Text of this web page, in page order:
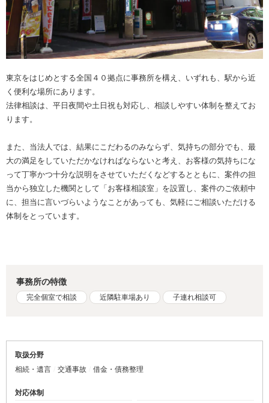
東京をはじめとする全国４０拠点に事務所を構え、いずれも、駅から近
く便利な場所にあります。
法律相談は、平日夜間や土日祝も対応し、相談しやすい体制を整えてお
ります。
また、当法人では、結果にこだわるのみならず、気持ちの部分でも、最
大の満足をしていただかなければならないと考え、お客様の気持ちにな
って丁寧かつ十分な説明をさせていただくなどするとともに、案件の担
当から独立した機関として「お客様相談室」を設置し、案件のご依頼中
に、担当に言いづらいようなことがあっても、気軽にご相談いただける
体制をとっています。
事務所の特徴
完全個室で相談 近隣駐車場あり 子連れ相談可
取扱分野
相続・遺言
交通事故 借金・債務整理
対応体制